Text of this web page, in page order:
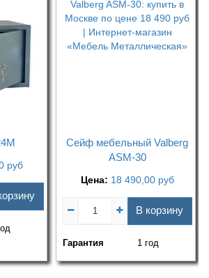
руб
Сейф мебельный Valberg
ASM-30
Цена: 18 490,00 руб
В корзину
Гарантия 1 год